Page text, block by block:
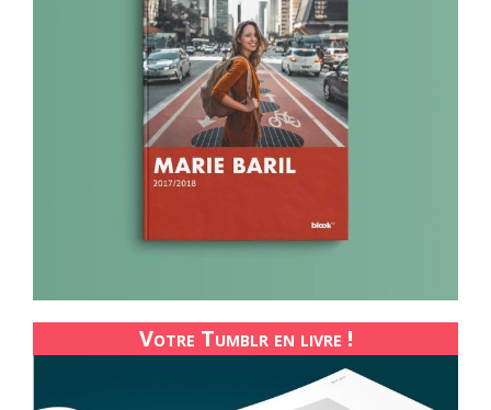
Votre Tumblr en livre !